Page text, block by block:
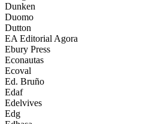
Dunken
Duomo
Dutton
EA Editorial Agora
Ebury Press
Econautas
Ecoval
Ed. Bruño
Edaf
Edelvives
Edg